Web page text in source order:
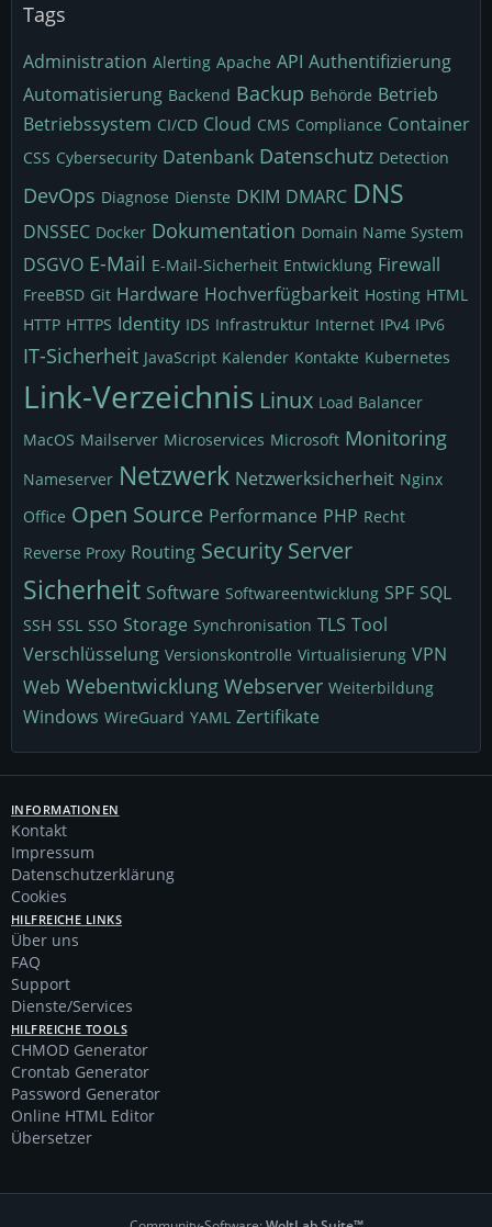
Tags
Administration Alerting Apache API Authentifizierung
Automatisierung Backend Backup Behörde Betrieb
Betriebssystem CI/CD Cloud CMS Compliance Container
CSS Cybersecurity Datenbank Datenschutz Detection
DevOps Diagnose Dienste DKIM DMARC DNS
DNSSEC Docker Dokumentation Domain Name System
DSGVO E-Mail E-Mail-Sicherheit Entwicklung Firewall
FreeBSD Git Hardware Hochverfügbarkeit Hosting HTML
HTTP HTTPS Identity IDS Infrastruktur Internet IPv4 IPv6
IT-Sicherheit JavaScript Kalender Kontakte Kubernetes
Link-Verzeichnis Linux Load Balancer
MacOS Mailserver Microservices Microsoft Monitoring
Nameserver Netzwerk Netzwerksicherheit Nginx
Office Open Source Performance PHP Recht
Reverse Proxy Routing Security Server
Sicherheit Software Softwareentwicklung SPF SQL
SSH SSL SSO Storage Synchronisation TLS Tool
Verschlüsselung Versionskontrolle Virtualisierung VPN
Web Webentwicklung Webserver Weiterbildung
Windows WireGuard YAML Zertifikate
INFORMATIONEN
Kontakt
Impressum
Datenschutzerklärung
Cookies
HILFREICHE LINKS
Über uns
FAQ
Support
Dienste/Services
HILFREICHE TOOLS
CHMOD Generator
Crontab Generator
Password Generator
Online HTML Editor
Übersetzer